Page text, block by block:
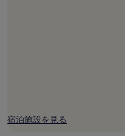
あ
宿泊施設を見る